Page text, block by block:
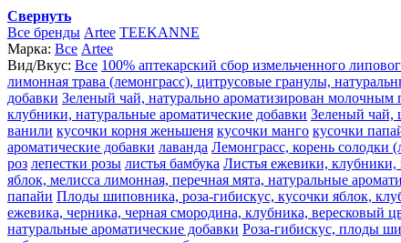
Свернуть
Все бренды Artee TEEKANNE
Марка: Все Artee
Вид/Вкус: Все 100% аптекарский сбор измельченного
лимонная трава (лемонграсс), цитрусовые гранулы,
добавки Зеленый чай, натурально ароматизирован молочным
клубники, натуральные ароматические добавки Зеленый чай,
ванили кусочки корня женьшеня кусочки манго кусочки
ароматические добавки лаванда Лемонграсс, корень солодки
роз лепестки розы листья бамбука Листья ежевики,
яблок, мелисса лимонная, перечная мята, натуральные
папайи Плоды шиповника, роза-гибискус, кусочки яблок,
ежевика, черника, черная смородина, клубника, вересковый
натуральные ароматические добавки Роза-гибискус, плоды